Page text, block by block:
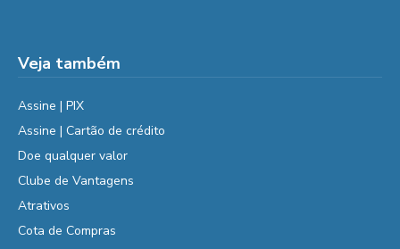
Veja também
Assine | PIX
Assine | Cartão de crédito
Doe qualquer valor
Clube de Vantagens
Atrativos
Cota de Compras